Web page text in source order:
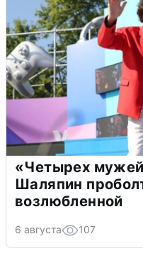
«Четырех
Шаляпин
возлюбленной
6 августа 107